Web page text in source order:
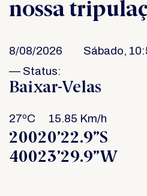
Projetos
Convés
Contato
Facebook
WhatsApp
Como
nossa
8/08/2026 Sábado,
— Status:
Baixar-Velas
27ºC 15.85 Km/h
20020’22.9”S
40023’29.9”W